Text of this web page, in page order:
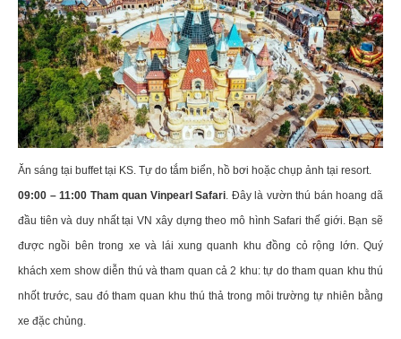
Ăn sáng tại buffet tại KS. Tự do tắm biển, hồ bơi hoặc chụp ảnh tại resort.
09:00 – 11:00 Tham quan Vinpearl Safari. Đây là vườn thú bán hoang dã
đầu tiên và duy nhất tại VN xây dựng theo mô hình Safari thế giới. Bạn sẽ
được ngồi bên trong xe và lái xung quanh khu đồng cỏ rộng lớn. Quý
khách xem show diễn thú và tham quan cả 2 khu: tự do tham quan khu thú
nhốt trước, sau đó tham quan khu thú thả trong môi trường tự nhiên bằng
xe đặc chủng.